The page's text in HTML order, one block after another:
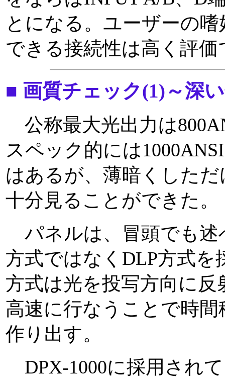
とになる。ユーザーの
できる接続性は高く評価
■ 画質チェック(1)～深
公称最大光出力は
スペック的には
はあるが、薄暗くした
十分見ることができた。
パネルは、冒頭でも述
方式ではなくDLP方式を
方式は光を投写方向に
高速に行なうことで時
作り出す。
DPX-1000に採用され